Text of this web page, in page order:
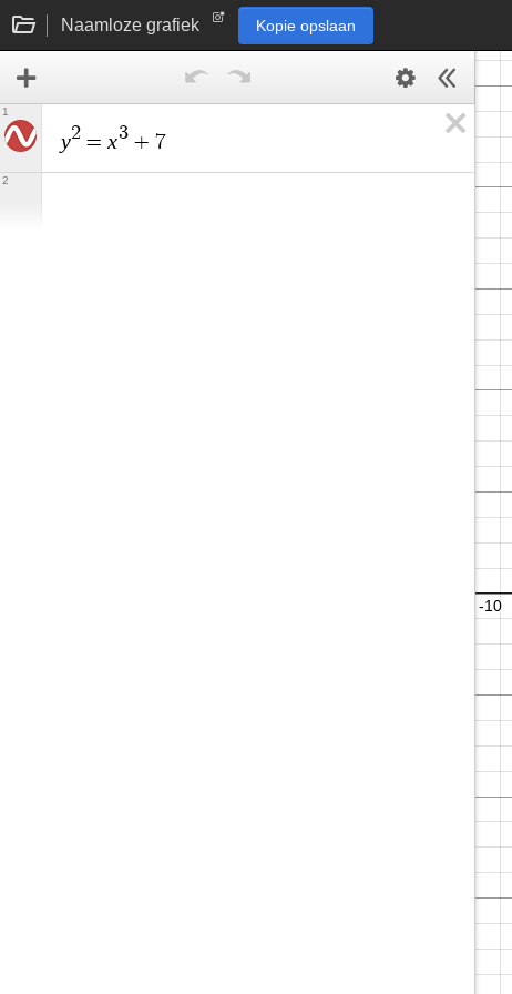
Naamloze grafiek Kopie opslaan
y2 = x3 + 7
1
2